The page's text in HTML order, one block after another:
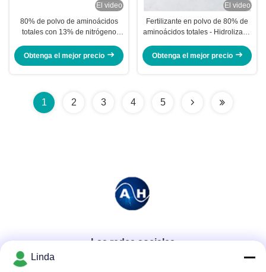
El video
80% de polvo de aminoácidos
totales con 13% de nitrógeno
crecimiento de las raíces para
Obtenga el mejor precio
El video
Fertilizante en polvo de 80% de
aminoácidos totales - Hidrolizado
de soja no modificada
Obtenga el mejor precio
1 2 3 4 5
Las redes sociales
Linda